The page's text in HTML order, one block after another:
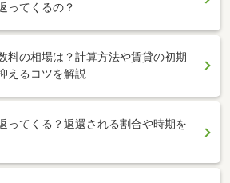
ってくるの？
料の相場は？計算方法や賃貸の初期
えるコツを解説
ってくる？返還される割合や時期を